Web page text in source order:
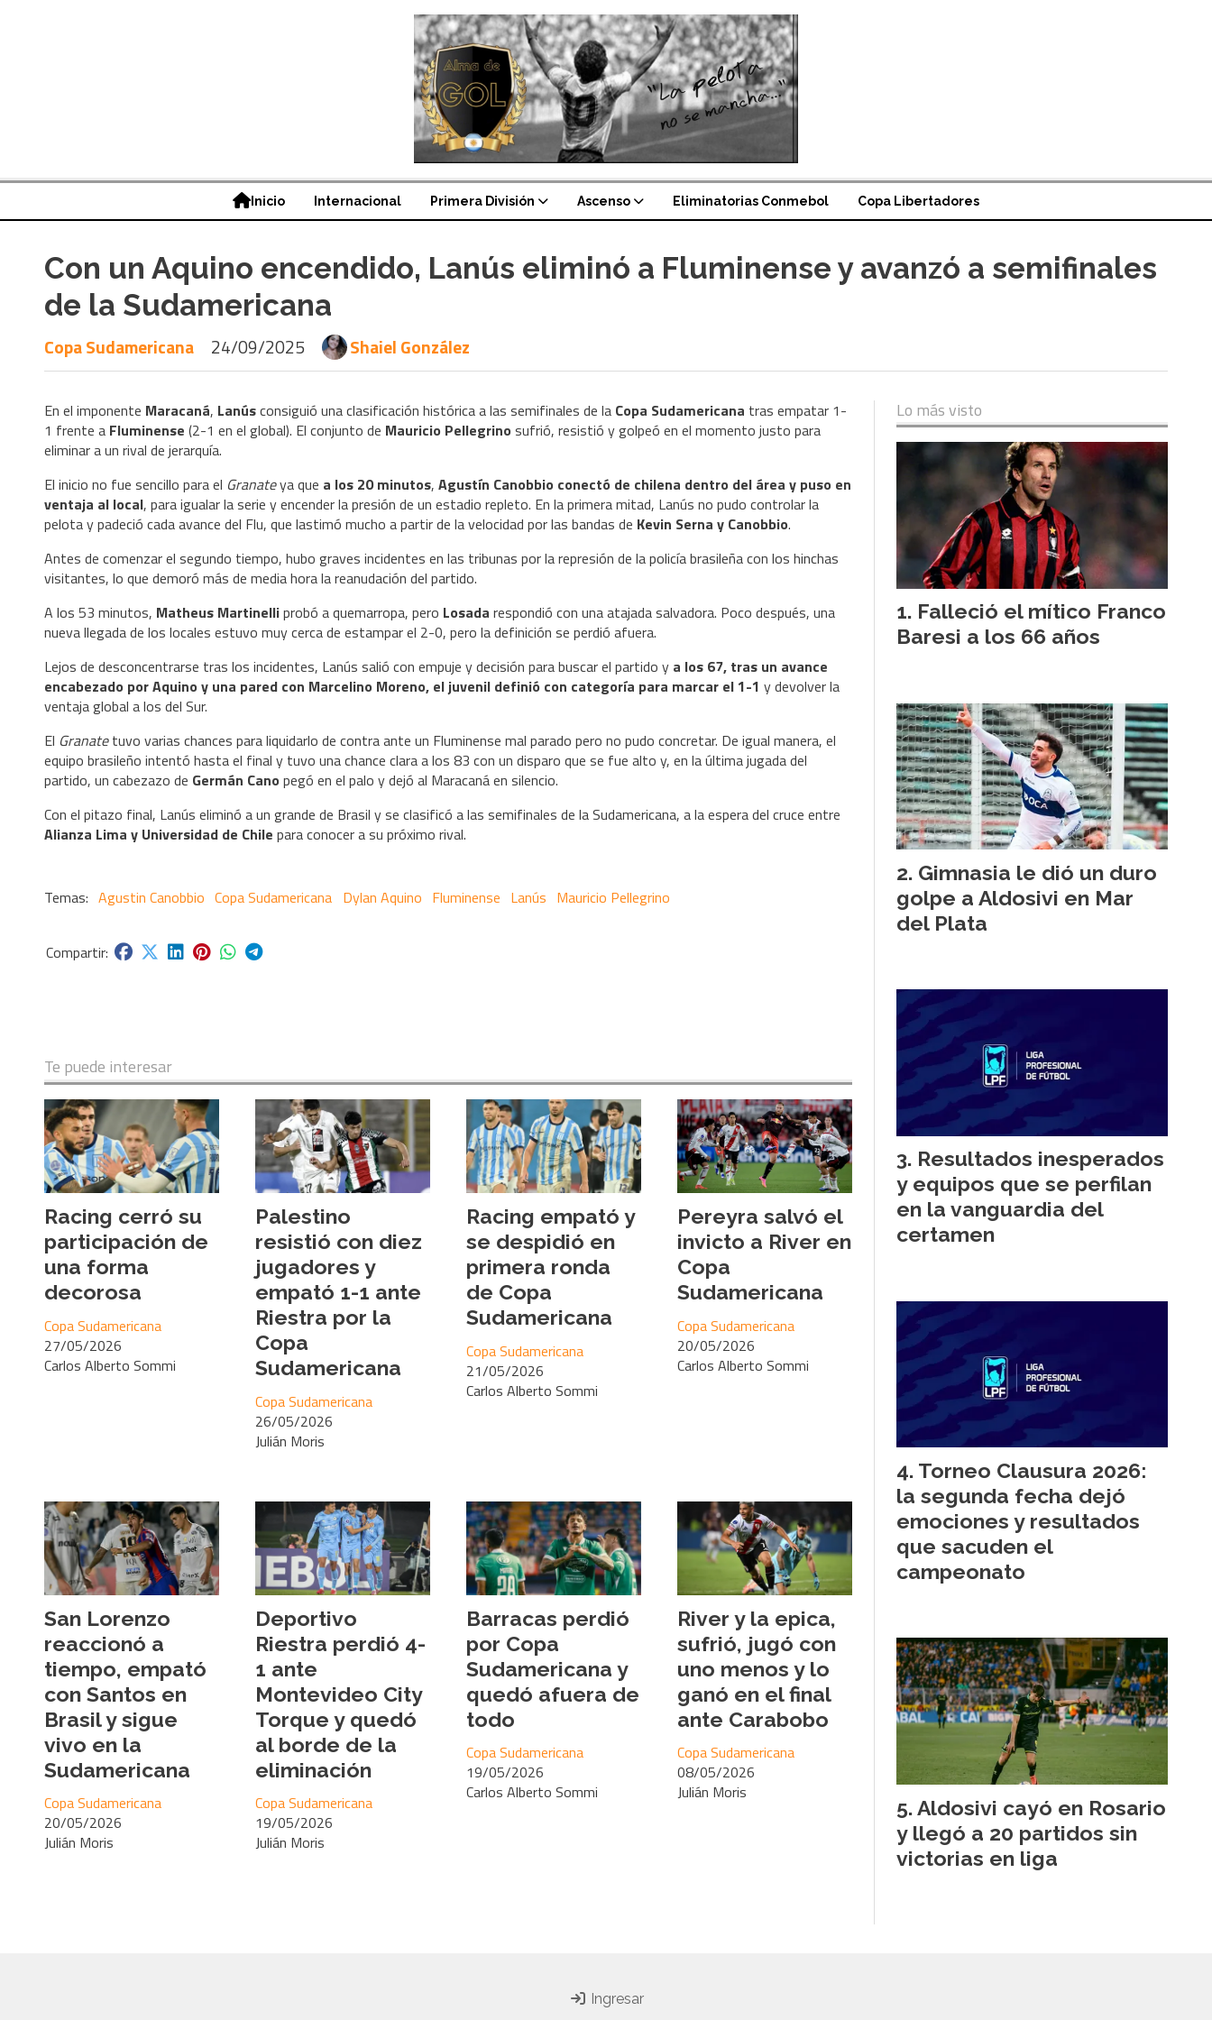
Inicio Internacional Primera División Ascenso Eliminatorias Conmebol Copa Libertadores
Con un Aquino encendido, Lanús eliminó a Fluminense y avanzó a semifinales
de la Sudamericana
Copa Sudamericana 24/09/2025 Shaiel González
En el imponente Maracaná, Lanúsconsiguió una clasificación histórica a las semifinales de la Copa Sudamericana tras empatar 1-
1 frente a Fluminense (2-1 en el global). El conjunto de Mauricio Pellegrino sufrió, resistió y golpeó en el momento justo para
eliminar a un rival de jerarquía.
El inicio no fue sencillo para el Granateya que a los 20 minutos, Agustín Canobbio conectó de chilena dentro del área y puso en
ventaja al local, para igualar la serie y encender la presión de un estadio repleto. En la primera mitad, Lanús no pudo controlar la
pelota y padeció cada avance del Flu, que lastimó mucho a partir de la velocidad por las bandas de Kevin Serna y Canobbio.
Antes de comenzar el segundo tiempo, hubo graves incidentes en las tribunas por la represión de la policía brasileña con los hinchas
visitantes, lo que demoró más de media hora la reanudación del partido.
A los 53 minutos, Matheus Martinelliprobó a quemarropa, pero Losada respondió con una atajada salvadora. Poco después, una
nueva llegada de los locales estuvo muy cerca de estampar el 2-0, pero la definición se perdió afuera.
Lejos de desconcentrarse tras los incidentes, Lanús salió con empuje y decisión para buscar el partido y a los 67, tras un avance
encabezado por Aquino y una pared con Marcelino Moreno, el juvenil definió con categoría para marcar el 1-1 y devolver la
ventaja global a los del Sur.
El Granatetuvo varias chances para liquidarlo de contra ante un Fluminense mal parado pero no pudo concretar. De igual manera, el
equipo brasileño intentó hasta el final y tuvo una chance clara a los 83 con un disparo que se fue alto y, en la última jugada del
partido, un cabezazo de Germán Cano pegó en el palo y dejó al Maracaná en silencio.
Con el pitazo final, Lanús eliminó a un grande de Brasil y se clasificó a las semifinales de la Sudamericana, a la espera del cruce entre
Alianza Lima y Universidad de Chile para conocer a su próximo rival.
Agustin Canobbio Copa Sudamericana Dylan Aquino Fluminense Lanús Mauricio Pellegrino
Te puede interesar
Racing cerró su
participación de
una forma
decorosa
Carlos Alberto Sommi
Copa Sudamericana
27/05/2026
Palestino
resistió con diez
jugadores y
empató 1-1 ante
Riestra por la
Copa
Sudamericana
Julián Moris
Copa Sudamericana
26/05/2026
Racing empató y
se despidió en
primera ronda
de Copa
Sudamericana
Carlos Alberto Sommi
Copa Sudamericana
21/05/2026
Pereyra salvó el
invicto a River en
Copa
Sudamericana
Carlos Alberto Sommi
Copa Sudamericana
20/05/2026
San Lorenzo
reaccionó a
tiempo, empató
con Santos en
Brasil y sigue
vivo en la
Sudamericana
Julián Moris
Copa Sudamericana
20/05/2026
Deportivo
Riestra perdió 4-
1 ante
Montevideo City
Torque y quedó
al borde de la
eliminación
Julián Moris
Copa Sudamericana
19/05/2026
Barracas perdió
por Copa
Sudamericana y
quedó afuera de
todo
Carlos Alberto Sommi
Copa Sudamericana
19/05/2026
River y la epica,
sufrió, jugó con
uno menos y lo
ganó en el final
ante Carabobo
Julián Moris
Copa Sudamericana
08/05/2026
Lo más visto
Falleció el mítico Franco
Baresi a los 66 años
Gimnasia le dió un duro
golpe a Aldosivi en Mar
del Plata
Resultados inesperados
y equipos que se perfilan
en la vanguardia del
certamen
Torneo Clausura 2026:
la segunda fecha dejó
emociones y resultados
que sacuden el
campeonato
Aldosivi cayó en Rosario
y llegó a 20 partidos sin
victorias en liga
Ingresar